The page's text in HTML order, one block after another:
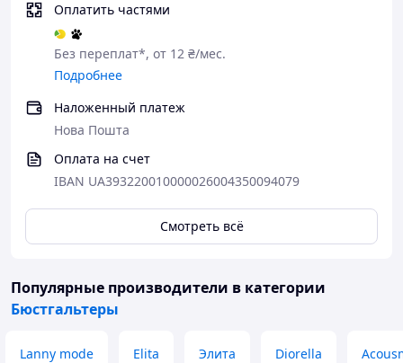
Оплатить частями
Без переплат*, от 12 ₴/мес.
Подробнее
Наложенный платеж
Нова Пошта
Оплата на счет
IBAN UA393220010000026004350094079
Смотреть всё
Популярные производители в категории
Бюстгальтеры
Lanny mode Elita Элита Diorella